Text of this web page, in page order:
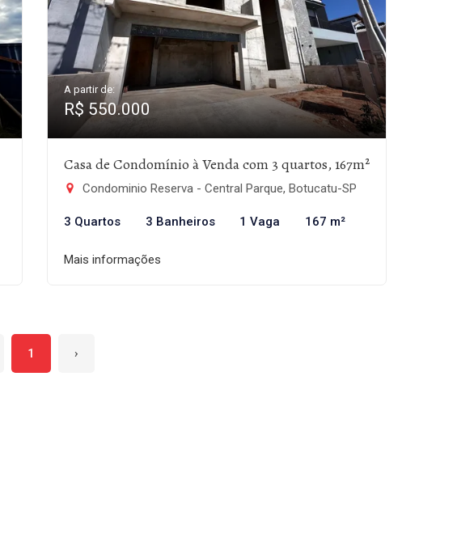
A partir de:
R$ 550.000
Casa de Condomínio à Venda com 3 quartos, 167m²
Condominio Reserva - Central Parque, Botucatu-SP
3 Quartos 3 Banheiros 1 Vaga 167 m²
Mais informações
1 ›